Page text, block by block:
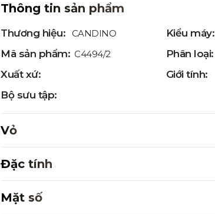
Thông tin sản phẩm
Thương hiệu: CANDINO
Kiểu máy:
Mã sản phẩm: C4494/2
Phân loại:
Xuất xứ:
Giới tính:
Bộ sưu tập:
Vỏ
Đặc tính
Mặt số